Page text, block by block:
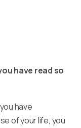
have read so
have
of your life, you